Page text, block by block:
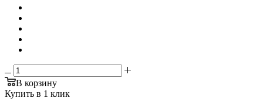
В корзину
Купить в 1 клик